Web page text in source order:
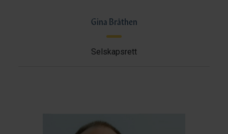
Gina Bråthen
Selskapsrett